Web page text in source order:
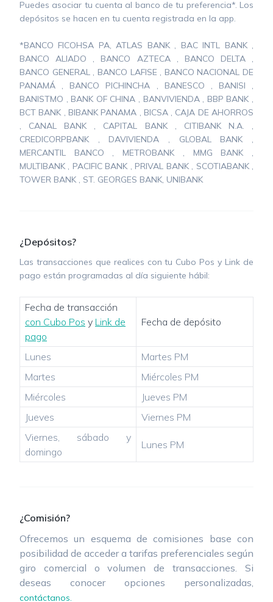
Puedes asociar tu cuenta al banco de tu preferencia*. Los
depósitos se hacen en tu cuenta registrada en la app.
*BANCO FICOHSA PA, ATLAS BANK , BAC INTL BANK ,
BANCO ALIADO , BANCO AZTECA , BANCO DELTA ,
BANCO GENERAL , BANCO LAFISE , BANCO NACIONAL DE
PANAMÁ , BANCO PICHINCHA , BANESCO , BANISI ,
BANISTMO , BANK OF CHINA , BANVIVIENDA , BBP BANK ,
BCT BANK , BIBANK PANAMA , BICSA , CAJA DE AHORROS
, CANAL BANK , CAPITAL BANK , CITIBANK N.A. ,
CREDICORPBANK , DAVIVIENDA , GLOBAL BANK ,
MERCANTIL BANCO , METROBANK , MMG BANK ,
MULTIBANK , PACIFIC BANK , PRIVAL BANK , SCOTIABANK ,
TOWER BANK , ST. GEORGES BANK, UNIBANK
¿Depósitos?
Las transacciones que realices con tu Cubo Pos y Link de
pago están programadas al día siguiente hábil:
Fecha de transacción
con Cubo Pos y Link de
pago
Fecha de depósito
Lunes
Martes PM
Martes
Miércoles PM
Miércoles
Jueves PM
Jueves
Viernes PM
Viernes, sábado y
domingo
Lunes PM
¿Comisión?
Ofrecemos un esquema de comisiones base con
posibilidad de acceder a tarifas preferenciales según
giro comercial o volumen de transacciones. Si
deseas conocer opciones personalizadas,
contáctanos.